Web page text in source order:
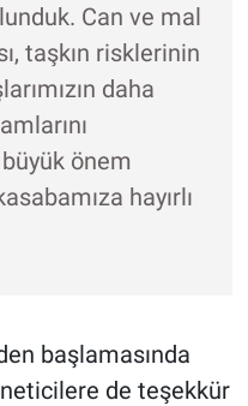
Can ve mal
taşkın risklerinin
daha
önem
hayırlı
başlamasında
de teşekkür